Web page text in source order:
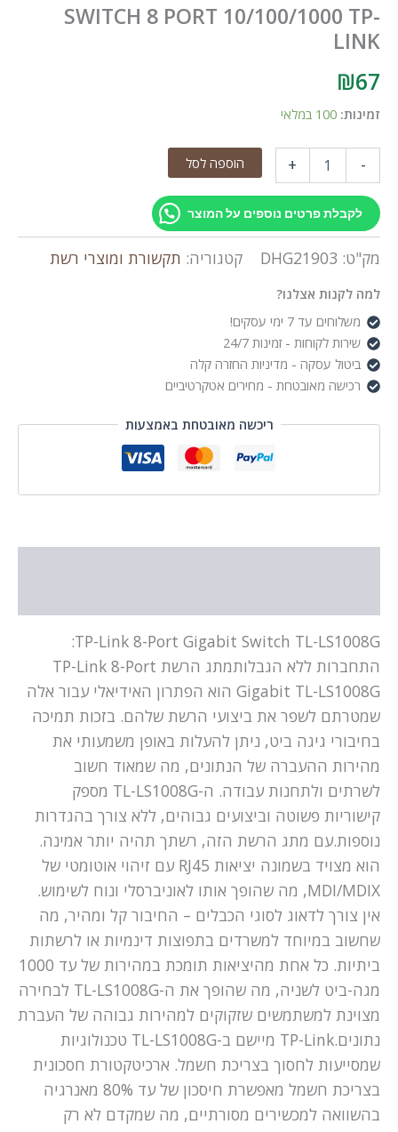
SWITCH 8 PORT 10/100/1000 TP-
LINK
₪67
זמינות: 100 במלאי
-
8
PORT
TP-
+ הוספה לסל
לקבלת פרטים נוספים על המוצר
מק"ט: DHG21903 קטגוריה: תקשורת ומוצרי רשת
למה לקנות אצלנו?
משלוחים עד 7 ימי עסקים!
שירות לקוחות - זמינות 24/7
ביטול עסקה - מדיניות החזרה קלה
רכישה מאובטחת - מחירים אטקרטיביים
ריכשה מאובטחת באמצעות
TP-Link 8-Port Gigabit Switch TL-LS1008G:
התחברות ללא הגבלותמתג הרשת TP-Link 8-Port
Gigabit TL-LS1008G הוא הפתרון האידיאלי עבור אלה
שמטרתם לשפר את ביצועי הרשת שלהם. בזכות תמיכה
בחיבורי גיגה ביט, ניתן להעלות באופן משמעותי את
מהירות ההעברה של הנתונים, מה שמאוד חשוב
לשרתים ולתחנות עבודה. ה-TL-LS1008G מספק
קישוריות פשוטה וביצועים גבוהים, ללא צורך בהגדרות
נוספות.עם מתג הרשת הזה, רשתך תהיה יותר אמינה.
הוא מצויד בשמונה יציאות RJ45 עם זיהוי אוטומטי של
MDI/MDIX, מה שהופך אותו לאוניברסלי ונוח לשימוש.
אין צורך לדאוג לסוגי הכבלים – החיבור קל ומהיר, מה
שחשוב במיוחד למשרדים בתפוצות דינמיות או לרשתות
ביתיות. כל אחת מהיציאות תומכת במהירות של עד 1000
מגה-ביט לשניה, מה שהופך את ה-TL-LS1008G לבחירה
מצוינת למשתמשים שזקוקים למהירות גבוהה של העברת
נתונים.TP-Link מיישם ב-TL-LS1008G טכנולוגיות
שמסייעות לחסוך בצריכת חשמל. ארכיטקטורת חסכונית
בצריכת חשמל מאפשרת חיסכון של עד 80% מאנרגיה
בהשוואה למכשירים מסורתיים, מה שמקדם לא רק